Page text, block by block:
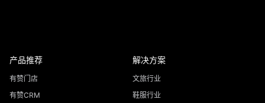
产品推荐
有赞门店
有赞CRM
解决方案
文旅行业
鞋服行业